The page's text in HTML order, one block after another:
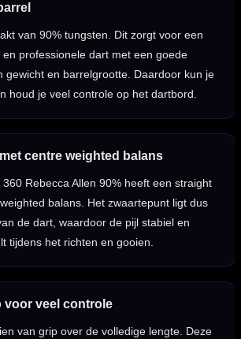
van 90% tungsten. Dit zorgt voor een
professionele dart met een goede
gewicht en barrelgrootte. Daardoor kun je
houd je veel controle op het dartbord.
centre weighted balans
360 Rebecca Allen 90% heeft een straight
balans. Het zwaartepunt ligt dus
de dart, waardoor de pijl stabiel en
tijdens het richten en gooien.
voor veel controle
van grip over de volledige lengte. Deze